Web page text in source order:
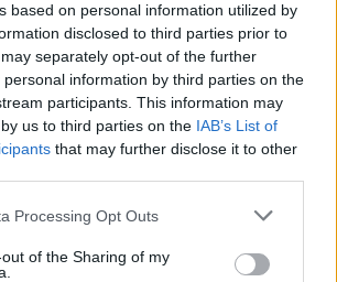
based on personal information utilized by
disclosed to third parties prior to
separately opt-out of the further
information by third parties on the
participants. This information may
us to third parties on the IAB’s List of
that may further disclose it to other
Processing Opt Outs
of the Sharing of my